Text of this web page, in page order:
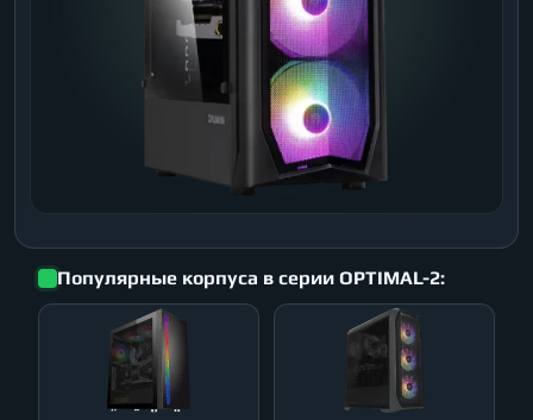
Популярные корпуса в серии OPTIMAL-2: